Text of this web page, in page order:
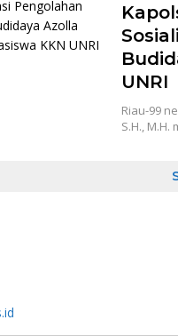
UNRI
Riau-99
S.H.,